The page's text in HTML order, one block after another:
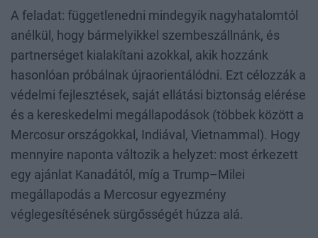
A feladat: függetlenedni mindegyik nagyhatalomtól
anélkül, hogy bármelyikkel szembeszállnánk, és
partnerséget kialakítani azokkal, akik hozzánk
hasonlóan próbálnak újraorientálódni. Ezt célozzák a
védelmi fejlesztések, saját ellátási biztonság elérése
és a kereskedelmi megállapodások (többek között a
Mercosur országokkal, Indiával, Vietnammal). Hogy
mennyire naponta változik a helyzet: most érkezett
egy ajánlat Kanadától, míg a Trump–Milei
megállapodás a Mercosur egyezmény
véglegesítésének sürgősségét húzza alá.